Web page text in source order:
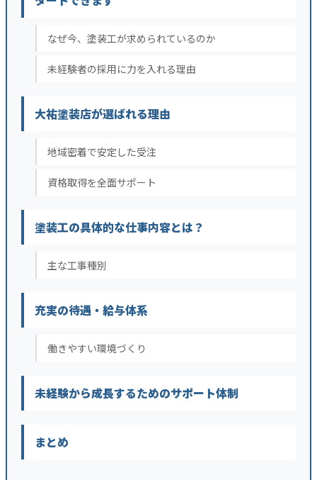
なぜ今、塗装工が求められているのか
未経験者の採用に力を入れる理由
大祐塗装店が選ばれる理由
地域密着で安定した受注
資格取得を全面サポート
塗装工の具体的な仕事内容とは？
主な工事種別
充実の待遇・給与体系
働きやすい環境づくり
未経験から成長するためのサポート体制
まとめ